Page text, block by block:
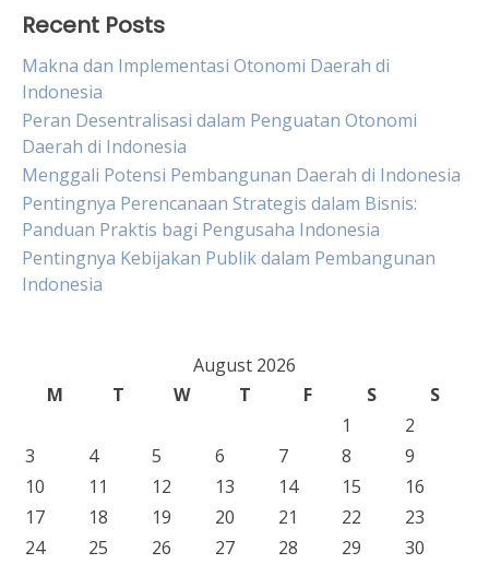
Recent Posts
Makna dan Implementasi Otonomi Daerah di
Indonesia
Peran Desentralisasi dalam Penguatan Otonomi
Daerah di Indonesia
Menggali Potensi Pembangunan Daerah di Indonesia
Pentingnya Perencanaan Strategis dalam Bisnis:
Panduan Praktis bagi Pengusaha Indonesia
Pentingnya Kebijakan Publik dalam Pembangunan
Indonesia
August 2026
M
T W T F S
S
1
2
3
4 5 6 7 8
9
10
11 12 13 14 15
16
17
18 19 20 21 22
23
24
25 26 27 28 29 30